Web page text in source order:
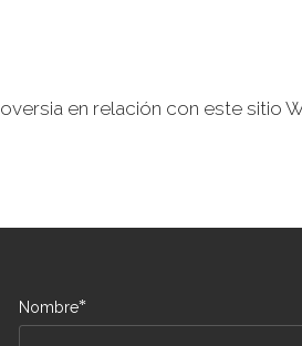
en relación con este sitio
Nombre*